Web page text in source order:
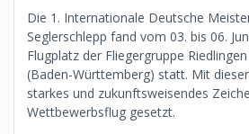
Die 1. Internationale Deutsche
Seglerschlepp fand vom 03. bis 06.
Flugplatz der Fliegergruppe
(Baden-Württemberg) statt. Mit
starkes und zukunftsweisendes
Wettbewerbsflug gesetzt.